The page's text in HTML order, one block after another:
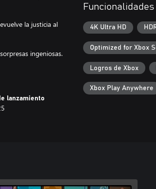
la justicia al
ingeniosas.
lanzamiento
Funcionalidades
4K Ultra HD
Optimized for Xbox
Logros de Xbox
Xbox Play Anywhere